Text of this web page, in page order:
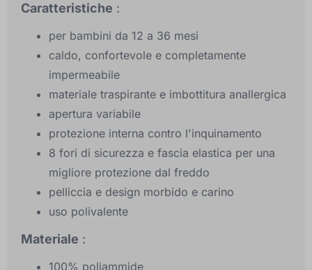
Caratteristiche :
per bambini da 12 a 36 mesi
caldo, confortevole e completamente
impermeabile
materiale traspirante e imbottitura anallergica
apertura variabile
protezione interna contro l'inquinamento
8 fori di sicurezza e fascia elastica per una
migliore protezione dal freddo
pelliccia e design morbido e carino
uso polivalente
Materiale :
100% poliammide